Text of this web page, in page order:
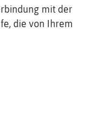
mit der
die von Ihrem